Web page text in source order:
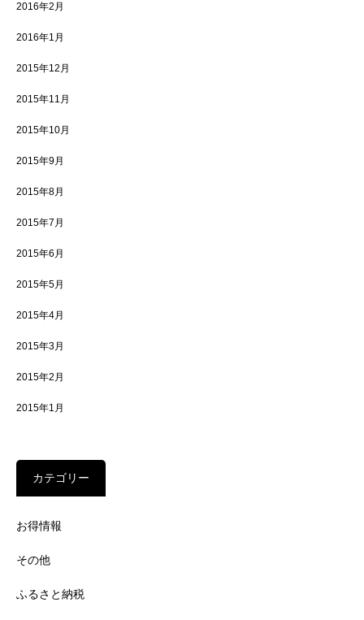
2016年2月
2016年1月
2015年12月
2015年11月
2015年10月
2015年9月
2015年8月
2015年7月
2015年6月
2015年5月
2015年4月
2015年3月
2015年2月
2015年1月
カテゴリー
お得情報
その他
ふるさと納税